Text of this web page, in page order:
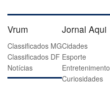
Vrum
Classificados MG
Classificados DF
Notícias
Jornal Aqui
Cidades
Esporte
Entretenimento
Curiosidades